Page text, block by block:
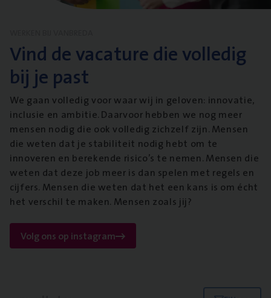
Vind de vacature die volledig
bij je past
We gaan volledig voor waar wij in geloven: innovatie,
inclusie en ambitie. Daarvoor hebben we nog meer
mensen nodig die ook volledig zichzelf zijn. Mensen
die weten dat je stabiliteit nodig hebt om te
innoveren en berekende risico’s te nemen. Mensen die
weten dat deze job meer is dan spelen met regels en
cijfers. Mensen die weten dat het een kans is om écht
het verschil te maken. Mensen zoals jij?
Volg ons op instagram